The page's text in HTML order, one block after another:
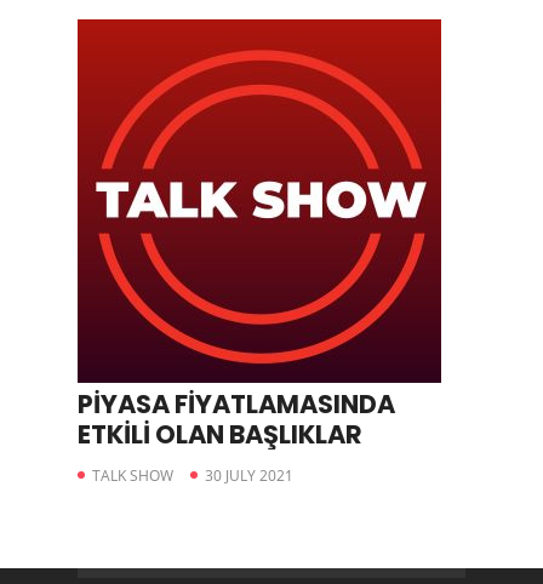
PİYASA FİYATLAMASINDA
ETKİLİ OLAN BAŞLIKLAR
TALK SHOW 30 JULY 2021